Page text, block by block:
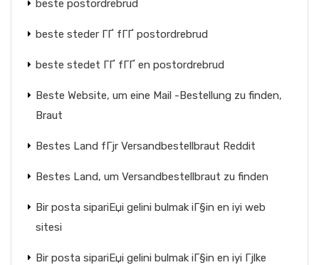
beste postordrebrud
beste steder ГҐ fГҐ postordrebrud
beste stedet ГҐ fГҐ en postordrebrud
Beste Website, um eine Mail -Bestellung zu finden,
Braut
Bestes Land fГјr Versandbestellbraut Reddit
Bestes Land, um Versandbestellbraut zu finden
Bir posta sipariЕџi gelini bulmak iГ§in en iyi web
sitesi
Bir posta sipariЕџi gelini bulmak iГ§in en iyi Гјlke